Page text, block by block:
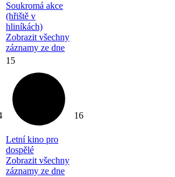
Soukromá akce
(hřiště v
hliníkách)
Zobrazit všechny
záznamy ze dne
15
Letní kino pro
dospělé
Zobrazit všechny
záznamy ze dne
16